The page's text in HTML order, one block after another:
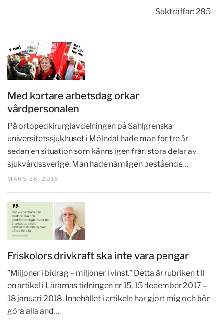
Sökträffar: 285
Med kortare arbetsdag orkar
vårdpersonalen
På ortopedkirurgiavdelningen på Sahlgrenska
universitetssjukhuset i Mölndal hade man för tre år
sedan en situation som känns igen från stora delar av
sjukvårdssverige. Man hade nämligen bestående…
MARS 26, 2018
Friskolors drivkraft ska inte vara pengar
”Miljoner i bidrag – miljoner i vinst.” Detta är rubriken till
en artikel i Lärarnas tidningen nr 15, 15 december 2017 –
18 januari 2018. Innehållet i artikeln har gjort mig och bör
göra alla and…